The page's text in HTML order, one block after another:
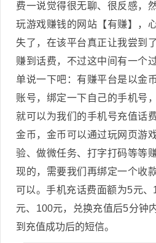
费一说觉得很无聊、很反感，
玩游戏赚钱的网站【有赚】，
失了，在该平台真正让我尝到
赚到话费，不过这中间有一个
单说一下吧：有赚平台是以金
账号，绑定一下自己的手机号
就可以为我们的手机号充值话
金币，金币可以通过玩网页游
验、做微任务、打字打码等等
现的，需要我们再绑定一个收
可以。手机充话费面额为5元
元、100元，兑换充值后5分钟
到充值成功后的短信。